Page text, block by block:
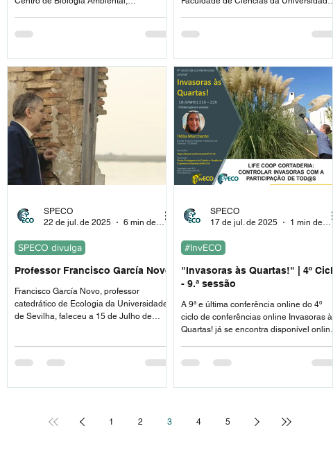
Universidade de Lisboa.
Professor Francisco García Novo
Francisco García Novo, professor
catedrático de Ecologia da Universidade
de Sevilha, faleceu a 15 de Julho de
SPECO divulga
SPECO
22 de jul. de 2025
6 min de leitura
"Invasoras às Quartas!" | 4º Ciclo
- 9.ª sessão
A 9ª e última conferência online do 4º
ciclo de conferências online Invasoras às
Quartas! já se encontra disponível online
#InvECO
SPECO
17 de jul. de 2025
1 min de leitura
1 2 3 4 5